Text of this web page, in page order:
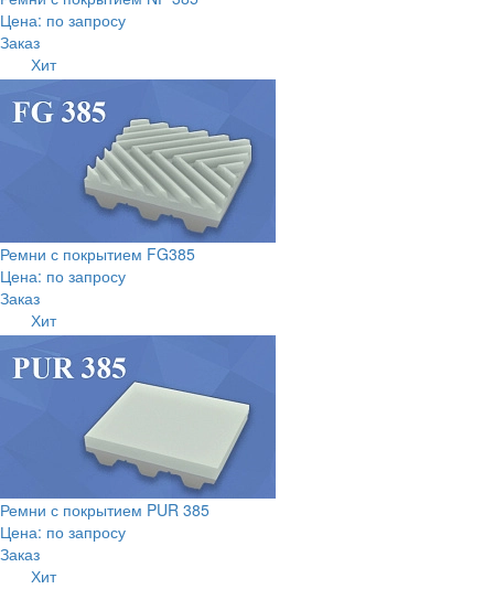
Цена: по запросу
Заказ
Хит
Ремни с покрытием FG385
Цена: по запросу
Заказ
Хит
Ремни с покрытием PUR 385
Цена: по запросу
Заказ
Хит